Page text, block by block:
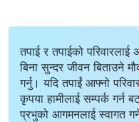
तपाई र तपाईको
बिना सुन्दर जीवन बिताउने
गर्नु। यदि तपाईं आफ्नो
कृपया हामीलाई सम्पर्क गर्न
प्रभुको आगमनलाई स्वागत गर्ने